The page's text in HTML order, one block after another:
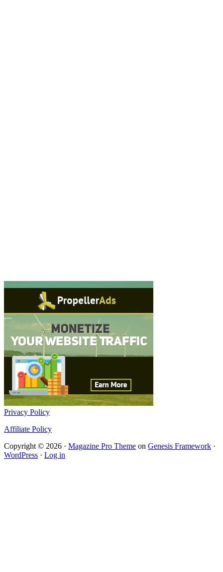
Privacy Policy
Affiliate Policy
Copyright © 2026 · Magazine Pro Theme on Genesis Framework ·
WordPress · Log in